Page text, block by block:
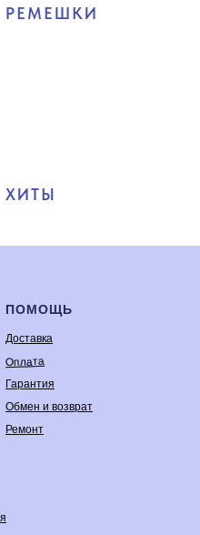
РЕМЕШКИ
ХИТЫ
ПОМОЩЬ
Доставка
Оплата
Гарантия
Обмен и возврат
Ремонт